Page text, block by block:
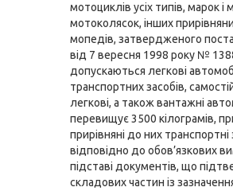
мотоциклів усіх типів, марок
мотоколясок, інших
мопедів, затвердженого
від 7 вересня 1998 року №
допускаються легкові
транспортних засобів,
легкові, а також вантажні
перевищує 3500 кілограмів,
прирівняні до них
відповідно до обов’язкових
підставі документів, що
складових частин із